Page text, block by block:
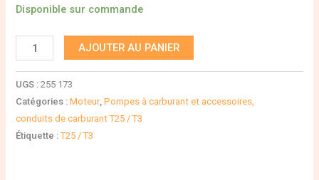
Disponible sur commande
AJOUTER AU PANIER
UGS :255 173
Catégories :Moteur,Pompes à carburant et accessoires,
conduits de carburant T25 / T3
Étiquette :T25 / T3